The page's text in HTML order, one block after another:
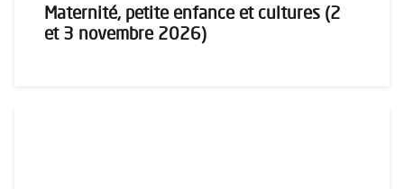
Maternité, petite enfance et cultures (2
et 3 novembre 2026)